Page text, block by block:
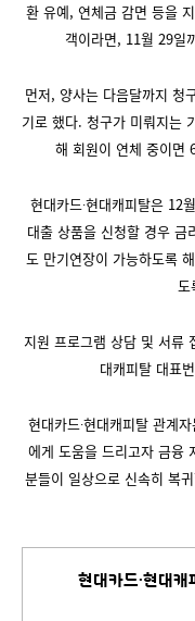
환 유예, 연체금 감면 등을
객이라면, 11월 29일
먼저, 양사는 다음달까지 청
기로 했다. 청구가 미뤄지는
해 회원이 연체 중이면
현대카드∙현대캐피탈은 12
대출 상품을 신청할 경우
도 만기연장이 가능하도록
도
지원 프로그램 상담 및 서류
대캐피탈 대표
현대카드∙현대캐피탈 관계
에게 도움을 드리고자 금융
분들이 일상으로 신속히 복
현대카드∙현대